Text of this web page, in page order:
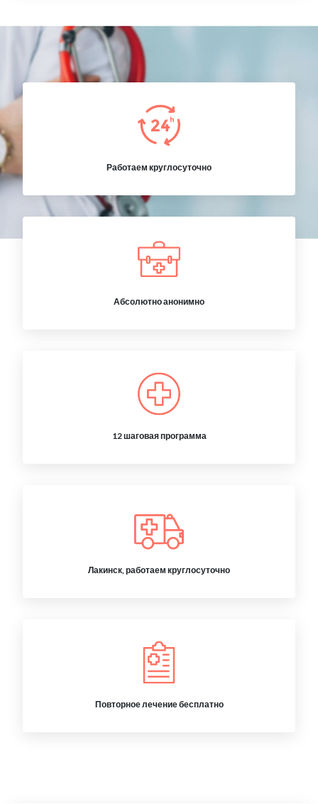
Работаем круглосуточно
Абсолютно анонимно
12 шаговая программа
Лакинск, работаем круглосуточно
Повторное лечение бесплатно